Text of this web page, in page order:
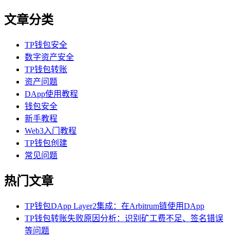
文章分类
TP钱包安全
数字资产安全
TP钱包转账
资产问题
DApp使用教程
钱包安全
新手教程
Web3入门教程
TP钱包创建
常见问题
热门文章
TP钱包DApp Layer2集成：在Arbitrum链使用DApp
TP钱包转账失败原因分析：识别矿工费不足、签名错误
等问题